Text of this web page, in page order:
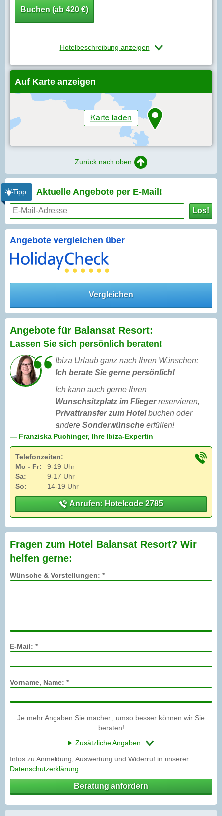
Buchen (ab 420 €)
Hotelbeschreibung anzeigen
Auf Karte anzeigen
Zurück nach oben
Tipp: Aktuelle Angebote per E-Mail!
Los!
Angebote vergleichen über
Vergleichen
Angebote für Balansat Resort:
Lassen Sie sich persönlich beraten!
Ibiza Urlaub ganz nach Ihren Wünschen:
Ich berate Sie gerne persönlich!
Ich kann auch gerne Ihren
Wunschsitzplatz im Fliegerreservieren,
Privattransfer zum Hotelbuchen oder
andere Sonderwünsche erfüllen!
— Franziska Puchinger, Ihre Ibiza-Expertin
Telefonzeiten:
Mo - Fr:
9-19 Uhr
Sa:
9-17 Uhr
So:
14-19 Uhr
Anrufen: Hotelcode 2785
Fragen zum Hotel Balansat Resort? Wir
helfen gerne:
Wünsche & Vorstellungen: *
E-Mail: *
Vorname, Name: *
Je mehr Angaben Sie machen, umso besser können wir Sie
beraten!
Zusätzliche Angaben
Infos zu Anmeldung, Auswertung und Widerruf in unserer
Datenschutzerklärung
Beratung anfordern